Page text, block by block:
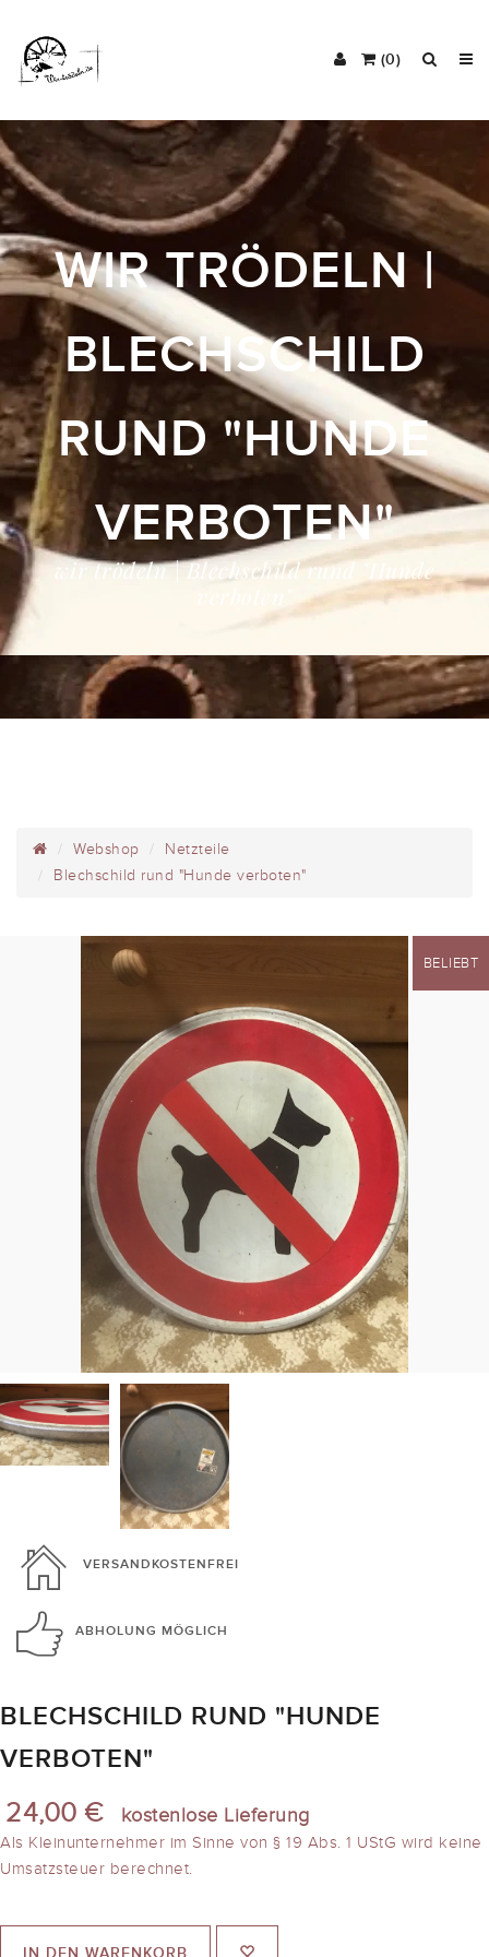
(0)
WIR TRÖDELN |
BLECHSCHILD
RUND "HUNDE
VERBOTEN"
wir trödeln | Blechschild rund "Hunde
Webshop
Netzteile
Blechschild rund "Hunde verboten"
BELIEBT
VERSANDKOSTENFREI
ABHOLUNG MÖGLICH
BLECHSCHILD RUND "HUNDE
VERBOTEN"
24,00 € kostenlose Lieferung
Als Kleinunternehmer im Sinne von § 19 Abs. 1 UStG wird keine
Umsatzsteuer berechnet.